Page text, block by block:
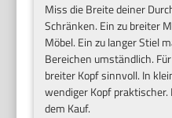
Miss die Breite deiner
Schränken. Ein zu breiter
Möbel. Ein zu langer Stiel
Bereichen umständlich.
breiter Kopf sinnvoll. In
wendiger Kopf
dem Kauf.